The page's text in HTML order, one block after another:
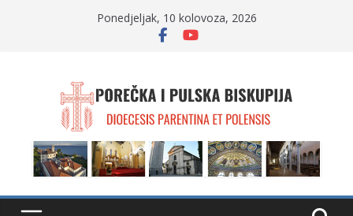
Ponedjeljak, 10 kolovoza, 2026